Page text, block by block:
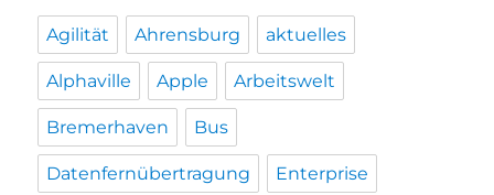
Agilität Ahrensburg aktuelles
Alphaville Apple Arbeitswelt
Bremerhaven Bus
Datenfernübertragung Enterprise